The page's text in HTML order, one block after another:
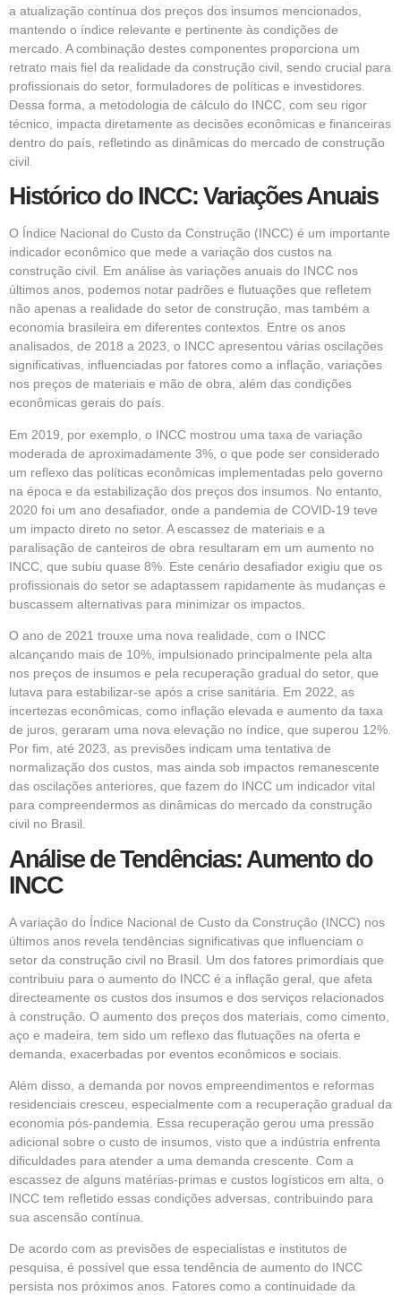
a atualização contínua dos preços dos insumos mencionados,
mantendo o índice relevante e pertinente às condições de
mercado. A combinação destes componentes proporciona um
retrato mais fiel da realidade da construção civil, sendo crucial para
profissionais do setor, formuladores de políticas e investidores.
Dessa forma, a metodologia de cálculo do INCC, com seu rigor
técnico, impacta diretamente as decisões econômicas e financeiras
dentro do país, refletindo as dinâmicas do mercado de construção
civil.
Histórico do INCC: Variações Anuais
O Índice Nacional do Custo da Construção (INCC) é um importante
indicador econômico que mede a variação dos custos na
construção civil. Em análise às variações anuais do INCC nos
últimos anos, podemos notar padrões e flutuações que refletem
não apenas a realidade do setor de construção, mas também a
economia brasileira em diferentes contextos. Entre os anos
analisados, de 2018 a 2023, o INCC apresentou várias oscilações
significativas, influenciadas por fatores como a inflação, variações
nos preços de materiais e mão de obra, além das condições
econômicas gerais do país.
Em 2019, por exemplo, o INCC mostrou uma taxa de variação
moderada de aproximadamente 3%, o que pode ser considerado
um reflexo das políticas econômicas implementadas pelo governo
na época e da estabilização dos preços dos insumos. No entanto,
2020 foi um ano desafiador, onde a pandemia de COVID-19 teve
um impacto direto no setor. A escassez de materiais e a
paralisação de canteiros de obra resultaram em um aumento no
INCC, que subiu quase 8%. Este cenário desafiador exigiu que os
profissionais do setor se adaptassem rapidamente às mudanças e
buscassem alternativas para minimizar os impactos.
O ano de 2021 trouxe uma nova realidade, com o INCC
alcançando mais de 10%, impulsionado principalmente pela alta
nos preços de insumos e pela recuperação gradual do setor, que
lutava para estabilizar-se após a crise sanitária. Em 2022, as
incertezas econômicas, como inflação elevada e aumento da taxa
de juros, geraram uma nova elevação no índice, que superou 12%.
Por fim, até 2023, as previsões indicam uma tentativa de
normalização dos custos, mas ainda sob impactos remanescente
das oscilações anteriores, que fazem do INCC um indicador vital
para compreendermos as dinâmicas do mercado da construção
civil no Brasil.
Análise de Tendências: Aumento do
INCC
A variação do Índice Nacional de Custo da Construção (INCC) nos
últimos anos revela tendências significativas que influenciam o
setor da construção civil no Brasil. Um dos fatores primordiais que
contribuiu para o aumento do INCC é a inflação geral, que afeta
directeamente os custos dos insumos e dos serviços relacionados
à construção. O aumento dos preços dos materiais, como cimento,
aço e madeira, tem sido um reflexo das flutuações na oferta e
demanda, exacerbadas por eventos econômicos e sociais.
Além disso, a demanda por novos empreendimentos e reformas
residenciais cresceu, especialmente com a recuperação gradual da
economia pós-pandemia. Essa recuperação gerou uma pressão
adicional sobre o custo de insumos, visto que a indústria enfrenta
dificuldades para atender a uma demanda crescente. Com a
escassez de alguns matérias-primas e custos logísticos em alta, o
INCC tem refletido essas condições adversas, contribuindo para
sua ascensão contínua.
De acordo com as previsões de especialistas e institutos de
pesquisa, é possível que essa tendência de aumento do INCC
persista nos próximos anos. Fatores como a continuidade da